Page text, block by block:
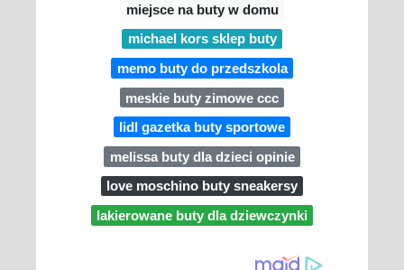
miejsce na buty w domu
michael kors sklep buty
memo buty do przedszkola
meskie buty zimowe ccc
lidl gazetka buty sportowe
melissa buty dla dzieci opinie
love moschino buty sneakersy
lakierowane buty dla dziewczynki